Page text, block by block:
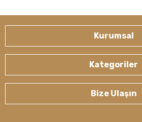
Kurumsal
Kategoriler
Bize Ulaşın